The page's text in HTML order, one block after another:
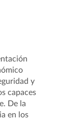
y
capaces
De la
en los